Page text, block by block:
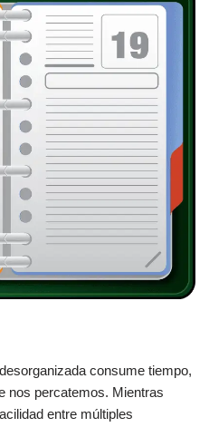
consume tiempo,
nos percatemos. Mientras
entre múltiples